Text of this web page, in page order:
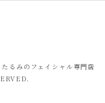
るみのフェイシャル専門店